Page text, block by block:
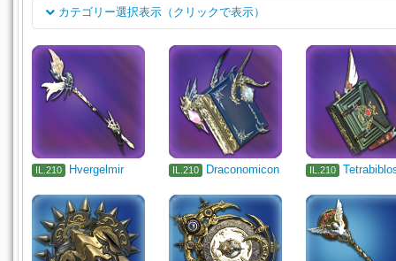
Klasse
Jobklasse
カテゴリー選択表示（クリックで表示）
Hauptwaffe der Schurken Hauptwaffe der Astrologen
1105
Hauptwaffe der Marodeure
Hauptwaffe der Waldläufer
Thaumaturgen-Zweihandwaffe Druiden-Zweihandwaffe
Verschiedenes Anderes
IL.210 Hvergelmir IL.210 Draconomicon IL.210